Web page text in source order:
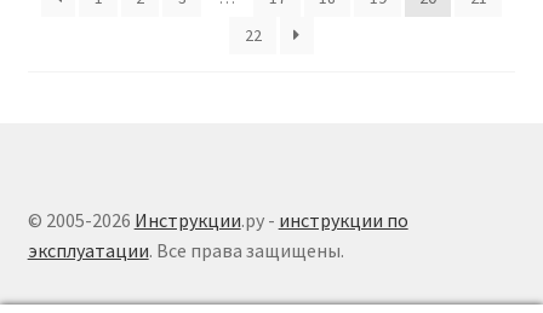
22
© 2005-2026 Инструкции.ру - инструкции по
эксплуатации. Все права защищены.